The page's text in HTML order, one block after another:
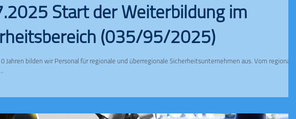
Start der Weiterbildung im
(035/95/2025)
Jahren bilden wir Personal für regionale und überregionale Sicherheitsunternehmen aus. Vom regionalen